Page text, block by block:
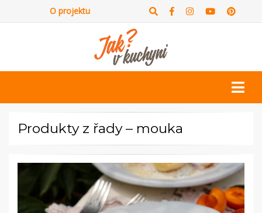
O projektu
Produkty z řady – mouka